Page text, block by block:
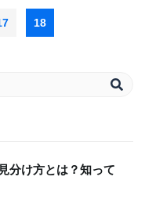
18
分け方とは？知って